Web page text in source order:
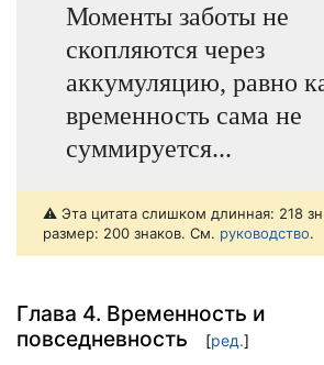
Моменты заботы не
скопляются через
аккумуляцию, равно
временность сама не
суммируется...
⚠️ Эта цитата слишком длинная: 218
размер: 200 знаков. См. руководство.
Глава 4. Временность и
повседневность
[ред.]